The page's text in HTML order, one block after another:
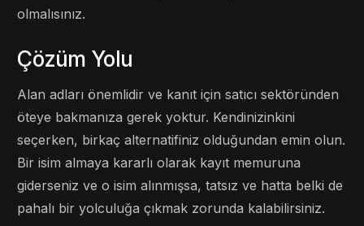
olmalısınız.
Çözüm Yolu
Alan adları önemlidir ve kanıt için satıcı sektöründen
öteye bakmanıza gerek yoktur. Kendinizinkini
seçerken, birkaç alternatifiniz olduğundan emin olun.
Bir isim almaya kararlı olarak kayıt memuruna
giderseniz ve o isim alınmışsa, tatsız ve hatta belki de
pahalı bir yolculuğa çıkmak zorunda kalabilirsiniz.